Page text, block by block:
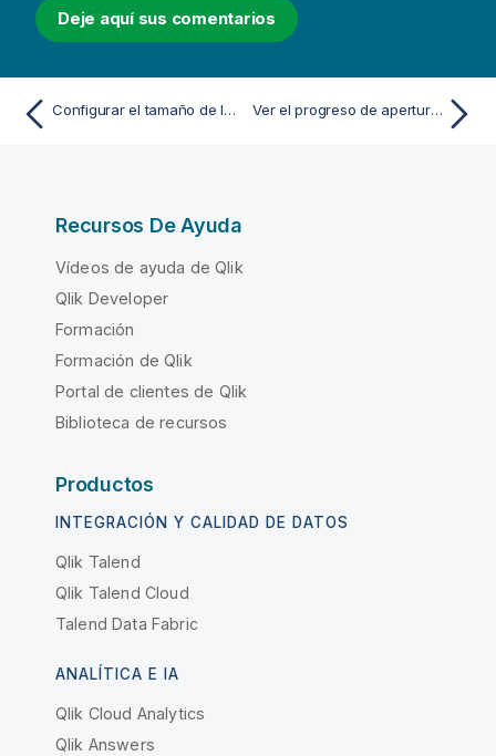
i
n
Deje aquí sus comentarios
Configurar el tamaño de la vista previa del conjunto de datos Ver el progreso de apertura de la aplicación
Recursos De Ayuda
Vídeos de ayuda de Qlik
Qlik Developer
Formación
Formación de Qlik
Portal de clientes de Qlik
Biblioteca de recursos
Productos
INTEGRACIÓN Y CALIDAD DE DATOS
Qlik Talend
Qlik Talend Cloud
Talend Data Fabric
ANALÍTICA E IA
Qlik Cloud Analytics
Qlik Answers